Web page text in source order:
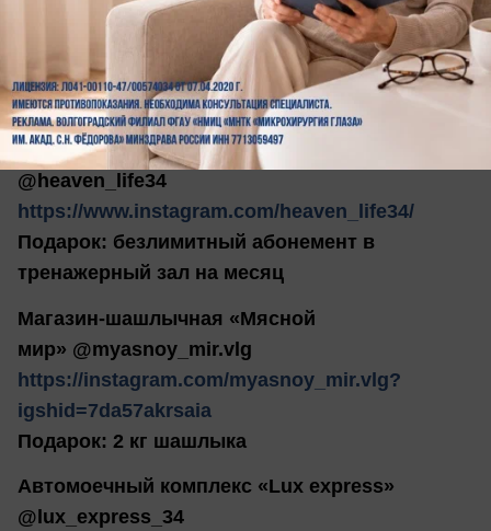
https://www.instagram.com/budny_maman/
Подарок: набор именных наклеек на одно
имя для канцтоваров, одежды и
светоотражающая наклейка для одежды
Фитнес центр бизнес класса «Heaven Life»
@heaven_life34
https://www.instagram.com/heaven_life34/
Подарок: безлимитный абонемент в
тренажерный зал на месяц
Магазин-шашлычная «Мясной
мир» @myasnoy_mir.vlg
https://instagram.com/myasnoy_mir.vlg?
igshid=7da57akrsaia
Подарок: 2 кг шашлыка
Автомоечный комплекс «Lux express»
@lux_express_34